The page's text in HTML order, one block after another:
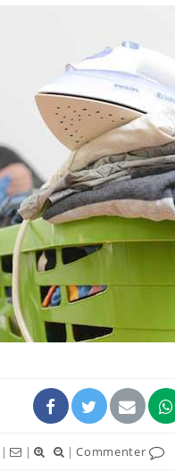
| | |Commenter
Grossesse et
que dit la
Le
Mordue par
vacances, elle